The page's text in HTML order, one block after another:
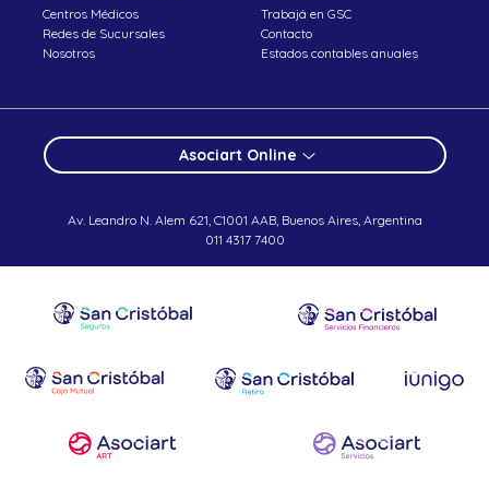
Centros Médicos
Redes de Sucursales
Nosotros
Trabajá en GSC
Contacto
Estados contables anuales
Asociart Online
Av. Leandro N. Alem 621, C1001 AAB, Buenos Aires, Argentina
011 4317 7400